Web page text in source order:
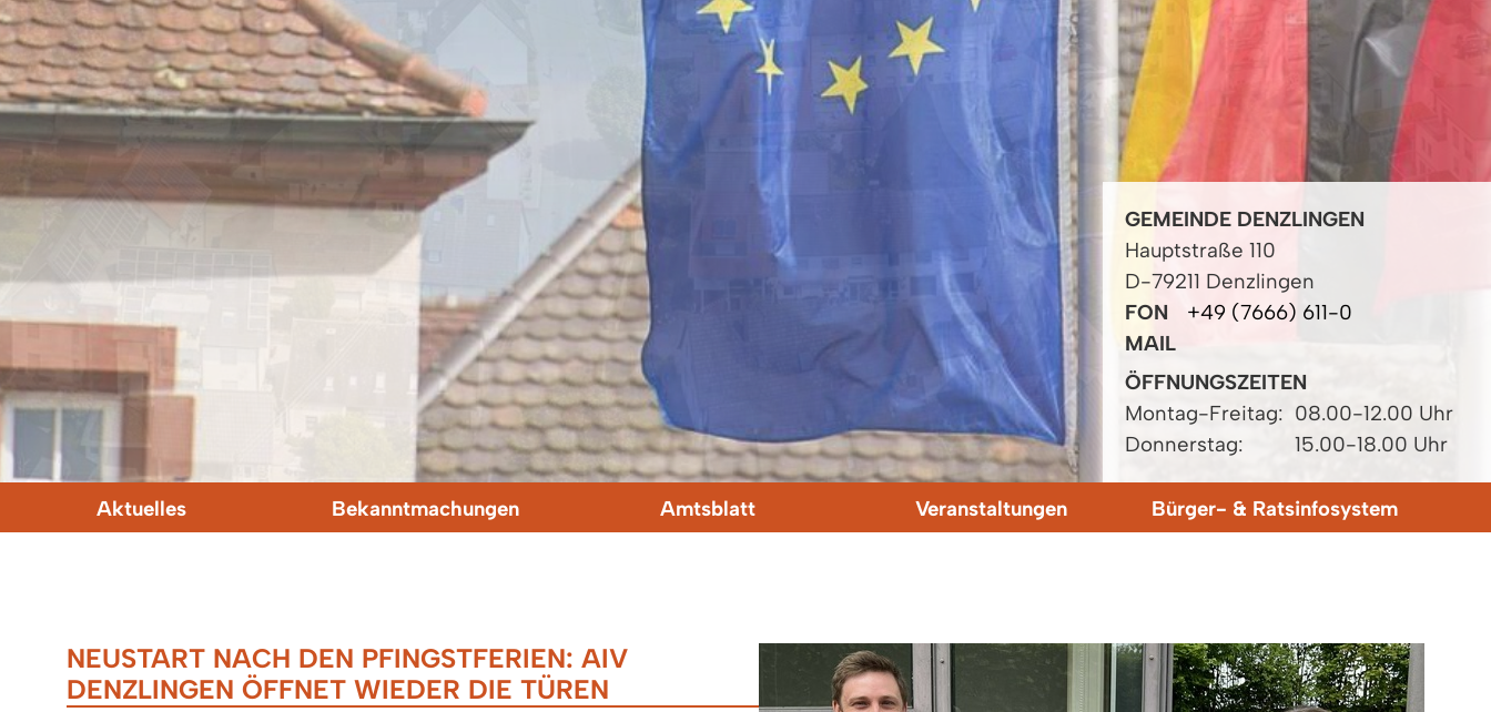
GEMEINDE DENZLINGEN
Hauptstraße 110
D-79211 Denzlingen
FON
+49 (7666) 611-0
MAIL
ÖFFNUNGSZEITEN
Montag-Freitag: 08.00-12.00 Uhr
Donnerstag:
15.00-18.00 Uhr
Aktuelles Bekanntmachungen Amtsblatt Veranstaltungen Bürger- & Ratsinfosystem
NEUSTART NACH DEN PFINGSTFERIEN: AIV
DENZLINGEN ÖFFNET WIEDER DIE TÜREN